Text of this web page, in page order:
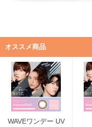
オススメ商品
WAVEワンデー UV